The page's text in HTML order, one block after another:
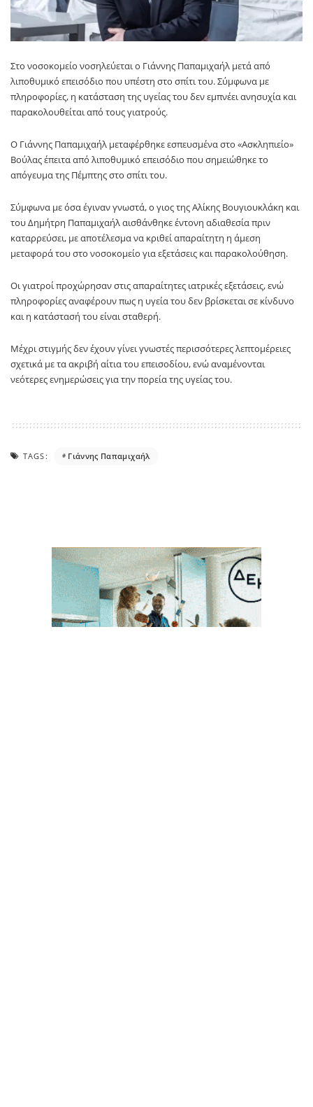
Στο νοσοκομείο νοσηλεύεται ο Γιάννης Παπαμιχαήλ μετά από
λιποθυμικό επεισόδιο που υπέστη στο σπίτι του. Σύμφωνα με
πληροφορίες, η κατάσταση της υγείας του δεν εμπνέει ανησυχία και
παρακολουθείται από τους γιατρούς.
Ο Γιάννης Παπαμιχαήλ μεταφέρθηκε εσπευσμένα στο «Ασκληπιείο»
Βούλας έπειτα από λιποθυμικό επεισόδιο που σημειώθηκε το
απόγευμα της Πέμπτης στο σπίτι του.
Σύμφωνα με όσα έγιναν γνωστά, ο γιος της Αλίκης Βουγιουκλάκη και
του Δημήτρη Παπαμιχαήλ αισθάνθηκε έντονη αδιαθεσία πριν
καταρρεύσει, με αποτέλεσμα να κριθεί απαραίτητη η άμεση
μεταφορά του στο νοσοκομείο για εξετάσεις και παρακολούθηση.
Οι γιατροί προχώρησαν στις απαραίτητες ιατρικές εξετάσεις, ενώ
πληροφορίες αναφέρουν πως η υγεία του δεν βρίσκεται σε κίνδυνο
και η κατάστασή του είναι σταθερή.
Μέχρι στιγμής δεν έχουν γίνει γνωστές περισσότερες λεπτομέρειες
σχετικά με τα ακριβή αίτια του επεισοδίου, ενώ αναμένονται
νεότερες ενημερώσεις για την πορεία της υγείας του.
TAGS: Γιάννης Παπαμιχαήλ